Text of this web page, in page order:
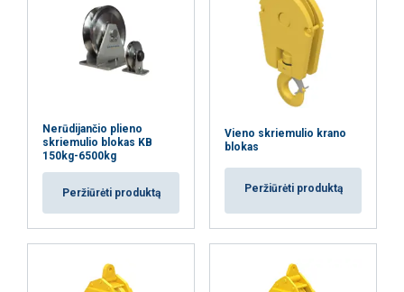
Nerūdijančio plieno
skriemulio blokas KB
150kg-6500kg
Peržiūrėti produktą
Vieno skriemulio krano
blokas
Peržiūrėti produktą